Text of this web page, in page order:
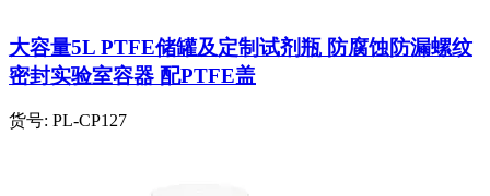
大容量5L PTFE储罐及定制试剂瓶 防腐蚀防漏螺纹
密封实验室容器 配PTFE盖
货号: PL-CP127